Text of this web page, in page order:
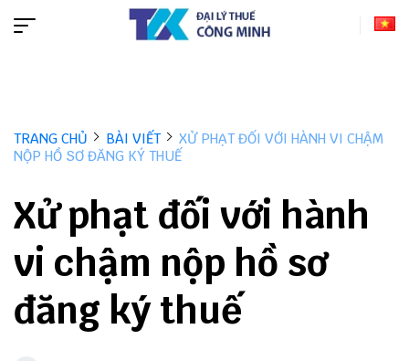
TRANG CHỦ BÀI VIẾT
XỬ PHẠT ĐỐI VỚI HÀNH VI CHẬM
NỘP HỒ SƠ ĐĂNG KÝ THUẾ
Xử phạt đối với hành
vi chậm nộp hồ sơ
đăng ký thuế